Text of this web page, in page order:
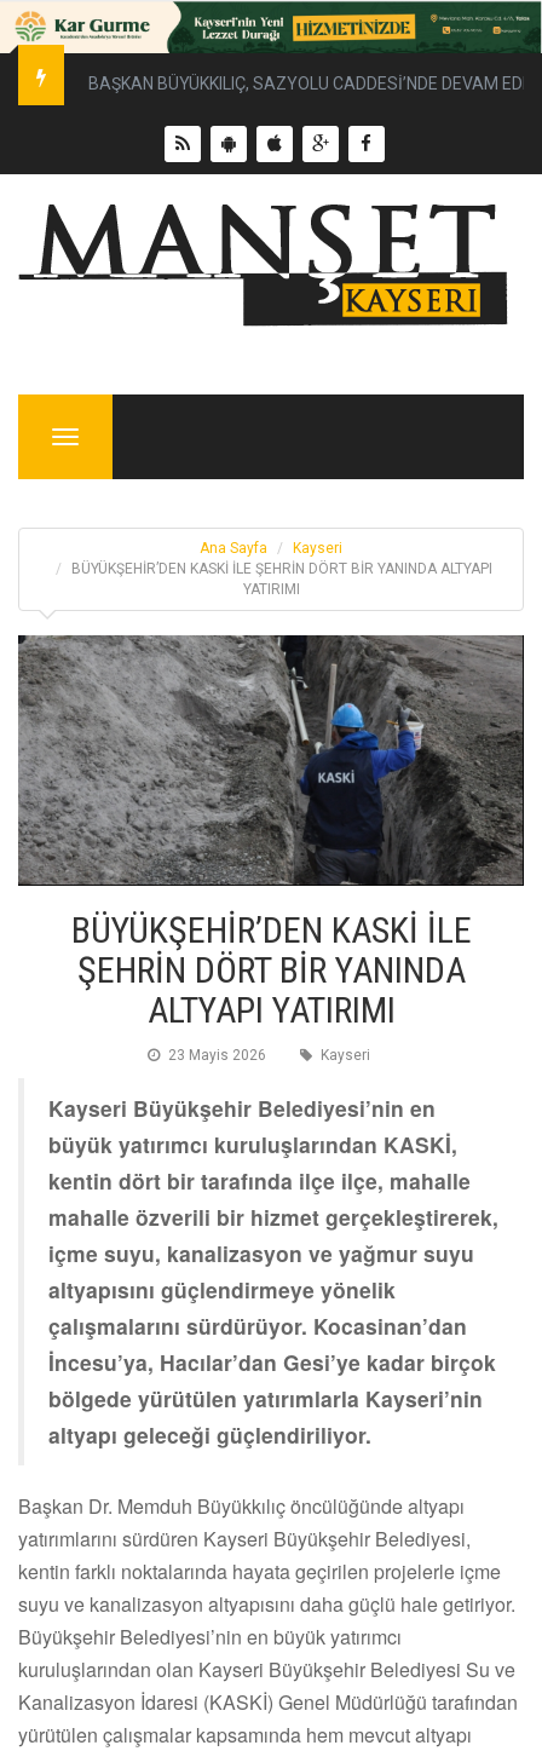
BAŞKAN BÜYÜKKILIÇ, SAZYOLU CADDESİ’NDE DEVAM
Menu
Ana Sayfa
Kayseri
BÜYÜKŞEHİR’DEN KASKİ İLE ŞEHRİN DÖRT BİR YANINDA ALTYAPI
YATIRIMI
BÜYÜKŞEHİR’DEN KASKİ İLE
ŞEHRİN DÖRT BİR YANINDA
ALTYAPI YATIRIMI
23 Mayis 2026 Kayseri
Kayseri Büyükşehir Belediyesi’nin en
büyük yatırımcı kuruluşlarından KASKİ,
kentin dört bir tarafında ilçe ilçe, mahalle
mahalle özverili bir hizmet gerçekleştirerek,
içme suyu, kanalizasyon ve yağmur suyu
altyapısını güçlendirmeye yönelik
çalışmalarını sürdürüyor. Kocasinan’dan
İncesu’ya, Hacılar’dan Gesi’ye kadar birçok
bölgede yürütülen yatırımlarla Kayseri’nin
altyapı geleceği güçlendiriliyor.
Başkan Dr. Memduh Büyükkılıç öncülüğünde altyapı
yatırımlarını sürdüren Kayseri Büyükşehir Belediyesi,
kentin farklı noktalarında hayata geçirilen projelerle içme
suyu ve kanalizasyon altyapısını daha güçlü hale getiriyor.
Büyükşehir Belediyesi’nin en büyük yatırımcı
kuruluşlarından olan Kayseri Büyükşehir Belediyesi Su ve
Kanalizasyon İdaresi (KASKİ) Genel Müdürlüğü tarafından
yürütülen çalışmalar kapsamında hem mevcut altyapı